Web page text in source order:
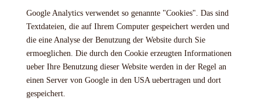
Google Analytics verwendet so genannte "Cookies". Das sind
Textdateien, die auf Ihrem Computer gespeichert werden und
die eine Analyse der Benutzung der Website durch Sie
ermoeglichen. Die durch den Cookie erzeugten Informationen
ueber Ihre Benutzung dieser Website werden in der Regel an
einen Server von Google in den USA uebertragen und dort
gespeichert.